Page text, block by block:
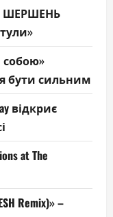
і ШЕРШЕНЬ
собою»
бути сильним
відкриє
at The
Remix)» –